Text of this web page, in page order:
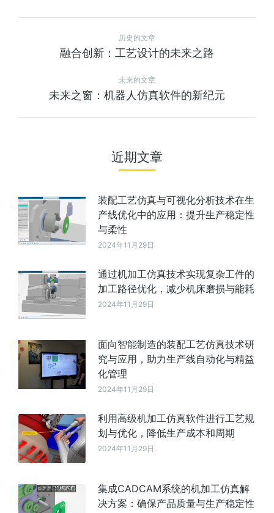
历史的文章
融合创新：工艺设计的未来之路
未来的文章
未来之窗：机器人仿真软件的新纪元
近期文章
装配工艺仿真与可视化分析技术在生
产线优化中的应用：提升生产稳定性
与柔性
2024年11月29日
通过机加工仿真技术实现复杂工件的
加工路径优化，减少机床磨损与能耗
2024年11月29日
面向智能制造的装配工艺仿真技术研
究与应用，助力生产线自动化与精益
化管理
2024年11月29日
利用高级机加工仿真软件进行工艺规
划与优化，降低生产成本和周期
2024年11月29日
集成CADCAM系统的机加工仿真解
决方案：确保产品质量与生产稳定性